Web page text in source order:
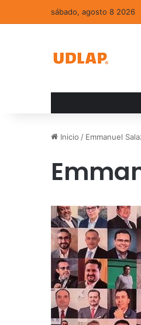
sábado, agosto 8 2026
Inicio / Emmanuel